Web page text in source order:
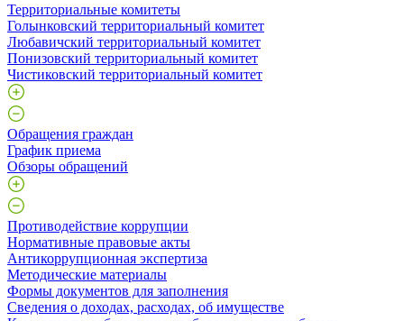
Территориальные комитеты
Голынковский территориальный комитет
Любавичский территориальный комитет
Понизовский территориальный комитет
Чистиковский территориальный комитет
Обращения граждан
График приема
Обзоры обращений
Противодействие коррупции
Нормативные правовые акты
Антикоррупционная экспертиза
Методические материалы
Формы документов для заполнения
Сведения о доходах, расходах, об имуществе